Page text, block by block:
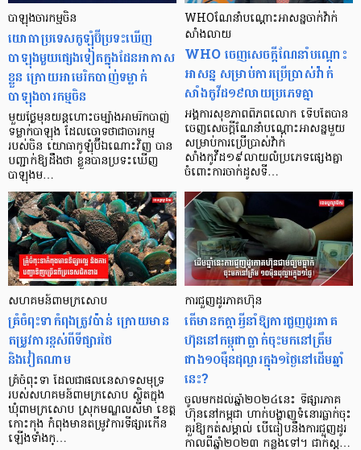
បាឡុងចារកម្មចិន
យោធាប្រទេសកូឡុំប៊ីប្រទះឃើញ
បាឡុងមួយផ្សេងទៀតក្នុងដែនអាកាស
ខ្លួន ក្រោយអាមេរិកបាញ់ទម្លាក់
បាឡុងចារកម្មចិន
មួយថ្ងៃមុនយន្តហោះចម្បាំងអាមរិកបាញ់
ទម្លាក់បាឡុង ដែលចោទថាជាចារកម្ម
របស់ចិន យោធាកូឡុំប៊ីឯណោះវិញ បាន
បញ្ជាក់ឱ្យដឹងថា ខ្លួនបានប្រទះឃើញ
បាឡុងម…
WHOណែនាំបណ្តោះអាសន្នចាក់វ៉ាក់
សាំងលាយ
WHO ចេញសេចក្តីណែនាំបណ្តោះ
អាសន្ន សម្រាប់ការប្រើប្រាស់វ៉ាក់
សាំងកូវីដ១៩លាយប្រភេទគ្នា
អង្គការសុខភាពពិភពលោក ទើបតែបាន
ចេញសេចក្តីណែនាំបណ្តោះអាសន្នមួយ
សម្រាប់ការប្រើប្រាស់វ៉ាក់
សាំងកូវីដ១៩លាយលំប្រភេទផ្សេងគ្នា
ចំពោះការចាក់ដូសទី…
សហគមន៍ពាមក្រសោប
គ្រំចំពុះទាកំពុងត្រូវប៉ាន់ ក្រោយមាន
តម្រូវការខ្ពស់ពីទីផ្សារថៃ
និងវៀតណាម
គ្រំចំពុះទា ដែលជាផលនេសាទសមុទ្រ
របស់សហគមន៍ពាមក្រសោប ស្ថិតក្នុង
ឃុំពាមក្រសោប ស្រុកមណ្ឌលសីមា ខេត្ត
កោះកុង កំពុងមានតម្រូវការទីផ្សារកើន
ឡើងទាំងក្…
ការជួញដូរភាគហ៊ុន
តើមានកត្តាអ្វីនាំឱ្យការជួញដូរភាគ
ហ៊ុននៅកម្ពុជាធ្លាក់ចុះមកនៅត្រឹម
ជាង១០ម៉ឺនដុល្លារក្នុង១ថ្ងៃនៅដើមឆ្នាំ
នេះ?
ចូលមកដល់ឆ្នាំ២០២៤នេះ ទីផ្សារភាគ
ហ៊ុននៅកម្ពុជា ហាក់បង្ហាញទំនោរធ្លាក់ចុះ
គួរឱ្យកត់សម្គាល់ បើធៀបនឹងការជួញដូរ
កាលពីឆ្នាំ២០២៣ កន្លងទៅ។ ជាក់ស្ត…